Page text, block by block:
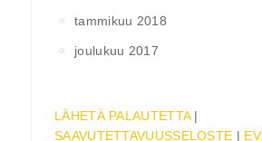
tammikuu 2018
joulukuu 2017
LÄHETÄ PALAUTETTA|
SAAVUTETTAVUUSSELOSTE |